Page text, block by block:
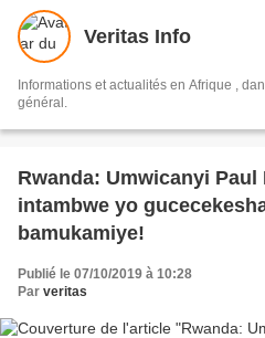
Veritas Info
Informations et actualités en Afrique ,
général.
Rwanda: Umwicanyi Paul
intambwe yo
bamukamiye!
Publié le 07/10/2019 à 10:28
Par veritas